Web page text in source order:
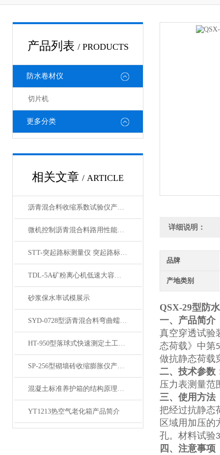
产品列表 / PRODUCTS
防水卷材仪
切片机
更多分类
相关文章 / ARTICLE
沥青混合料收缩系数试验仪产品展示
微机控制沥青混合料路用性能分析系统产品展示
STT-突起路标测量仪 突起路标测定仪产品展示
TDL-5A矿粉离心机低速大容量台式离心机产品展示
砂浆保水率试模展示
SYD-0728型沥青混合料弯曲蠕变试验机产品展示
HT-950型落球式快速测定土工落球检测仪产品展示
SP-256型砌墙砖收缩膨胀仪产品展示
混凝土标准养护箱的结构原理和设置应符合的要求
YT1213热空气老化箱产品简介
详细说明：
品牌
产地类别
QSX-29型防
一、产品简介
真空穿透试验
态荷载》中第
做抗静态荷载
二、技术参数
压力表测量范
三、使用方法
把经过抗静态
区域用加压的
孔。材料试验3
四、注意事项